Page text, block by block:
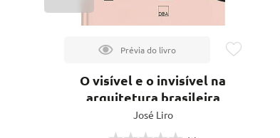
O visível e o invisível na
arquitetura brasileira
José Liro